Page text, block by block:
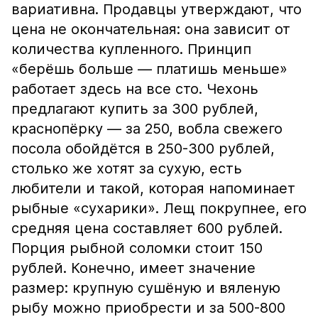
вариативна. Продавцы утверждают, что
цена не окончательная: она зависит от
количества купленного. Принцип
«берёшь больше — платишь меньше»
работает здесь на все сто. Чехонь
предлагают купить за 300 рублей,
краснопёрку — за 250, вобла свежего
посола обойдётся в 250-300 рублей,
столько же хотят за сухую, есть
любители и такой, которая напоминает
рыбные «сухарики». Лещ покрупнее, его
средняя цена составляет 600 рублей.
Порция рыбной соломки стоит 150
рублей. Конечно, имеет значение
размер: крупную сушёную и вяленую
рыбу можно приобрести и за 500-800